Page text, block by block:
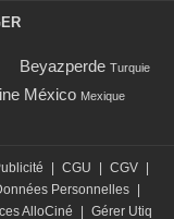
Beyazperde Turquie
México Mexique
CGU CGV
Personnelles
AlloCiné Gérer Utiq